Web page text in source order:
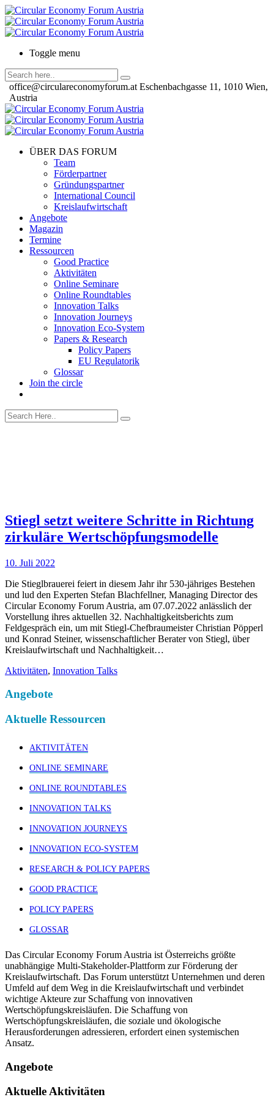
Toggle menu
office@circulareconomyforum.at Eschenbachgasse 11, 1010 Wien,
Austria
ÜBER DAS FORUM
Team
Förderpartner
Gründungspartner
International Council
Kreislaufwirtschaft
Angebote
Magazin
Termine
Ressourcen
Good Practice
Aktivitäten
Online Seminare
Online Roundtables
Innovation Talks
Innovation Journeys
Innovation Eco-System
Papers & Research
Policy Papers
EU Regulatorik
Glossar
Join the circle
Stiegl setzt weitere Schritte in Richtung
zirkuläre Wertschöpfungsmodelle
10. Juli 2022
Die Stieglbrauerei feiert in diesem Jahr ihr 530-jähriges Bestehen
und lud den Experten Stefan Blachfellner, Managing Director des
Circular Economy Forum Austria, am 07.07.2022 anlässlich der
Vorstellung ihres aktuellen 32. Nachhaltigkeitsberichts zum
Feldgespräch ein, um mit Stiegl-Chefbraumeister Christian Pöpperl
und Konrad Steiner, wissenschaftlicher Berater von Stiegl, über
Kreislaufwirtschaft und Nachhaltigkeit…
Aktivitäten, Innovation Talks
Angebote
Aktuelle Ressourcen
AKTIVITÄTEN
ONLINE SEMINARE
ONLINE ROUNDTABLES
INNOVATION TALKS
INNOVATION JOURNEYS
INNOVATION ECO-SYSTEM
RESEARCH & POLICY PAPERS
GOOD PRACTICE
POLICY PAPERS
GLOSSAR
Das Circular Economy Forum Austria ist Österreichs größte
unabhängige Multi-Stakeholder-Plattform zur Förderung der
Kreislaufwirtschaft. Das Forum unterstützt Unternehmen und deren
Umfeld auf dem Weg in die Kreislaufwirtschaft und verbindet
wichtige Akteure zur Schaffung von innovativen
Wertschöpfungskreisläufen. Die Schaffung von
Wertschöpfungskreisläufen, die soziale und ökologische
Herausforderungen adressieren, erfordert einen systemischen
Ansatz.
Angebote
Aktuelle Aktivitäten